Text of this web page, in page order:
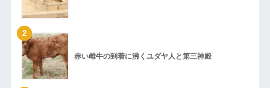
2
赤い雌牛の到着に沸くユダヤ人と第三神殿